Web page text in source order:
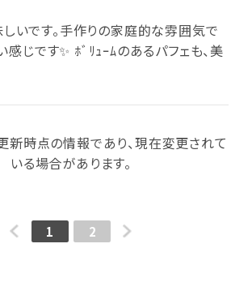
いです。手作りの家庭的な雰囲気で
感じです✨ ﾎﾞﾘｭｰﾑのあるパフェも、美
時点の情報であり、現在変更されて
いる場合があります。
1 2